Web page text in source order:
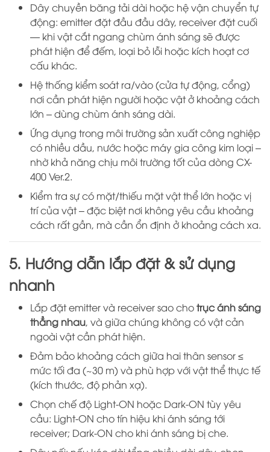
Dây chuyền băng tải dài hoặc hệ vận chuyển tự
động: emitter đặt đầu đầu dây, receiver đặt cuối
— khi vật cắt ngang chùm ánh sáng sẽ được
phát hiện để đếm, loại bỏ lỗi hoặc kích hoạt cơ
cấu khác.
Hệ thống kiểm soát ra/vào (cửa tự động, cổng)
nơi cần phát hiện người hoặc vật ở khoảng cách
lớn – dùng chùm ánh sáng dài.
Ứng dụng trong môi trường sản xuất công nghiệp
có nhiều dầu, nước hoặc máy gia công kim loại –
nhờ khả năng chịu môi trường tốt của dòng CX-
400 Ver.2.
Kiểm tra sự có mặt/thiếu mặt vật thể lớn hoặc vị
trí của vật – đặc biệt nơi không yêu cầu khoảng
cách rất gần, mà cần ổn định ở khoảng cách xa.
5. Hướng dẫn lắp đặt & sử dụng
nhanh
Lắp đặt emitter và receiver sao chotrục ánh sáng
thẳng nhau, và giữa chúng không có vật cản
ngoài vật cần phát hiện.
Đảm bảo khoảng cách giữa hai thân sensor ≤
mức tối đa (~30 m) và phù hợp với vật thể thực tế
(kích thước, độ phản xạ).
Chọn chế độ Light-ON hoặc Dark-ON tùy yêu
cầu: Light-ON cho tín hiệu khi ánh sáng tới
receiver; Dark-ON cho khi ánh sáng bị che.